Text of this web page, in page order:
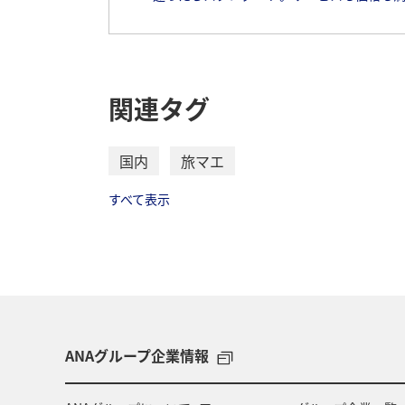
関連タグ
国内 旅マエ
すべて表示
ANAグループ企業情報